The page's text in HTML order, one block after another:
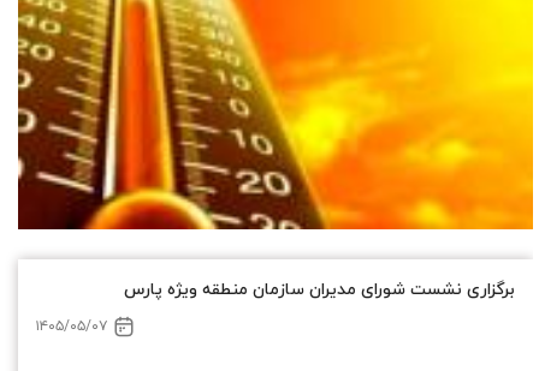
برگزاری نشست شورای مدیران سازمان منطقه ویژه پارس
۱۴۰۵/۰۵/۰۷